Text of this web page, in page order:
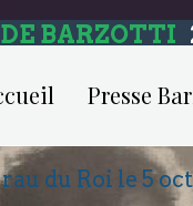
BARZOTTI
Presse
du Roi le 5